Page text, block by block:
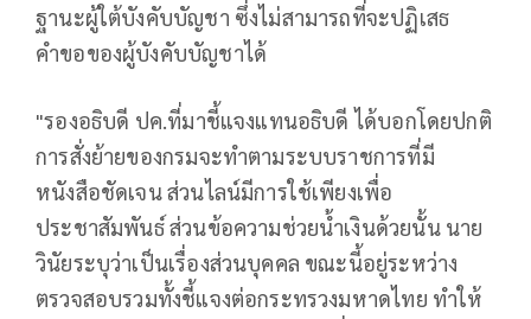
ฐานะผู้ใต้บังคับบัญชา ซึ่งไม่สามารถที่จะปฏิเสธ
คำขอของผู้บังคับบัญชาได้
"รองอธิบดี ปค.ที่มาชี้แจงแทนอธิบดี ได้บอกโดยปกติ
การสั่งย้ายของกรมจะทำตามระบบราชการที่มี
หนังสือชัดเจน ส่วนไลน์มีการใช้เพียงเพื่อ
ประชาสัมพันธ์ ส่วนข้อความช่วยน้ำเงินด้วยนั้น นาย
วินัยระบุว่าเป็นเรื่องส่วนบุคคล ขณะนี้อยู่ระหว่าง
ตรวจสอบรวมทั้งชี้แจงต่อกระทรวงมหาดไทย ทำให้